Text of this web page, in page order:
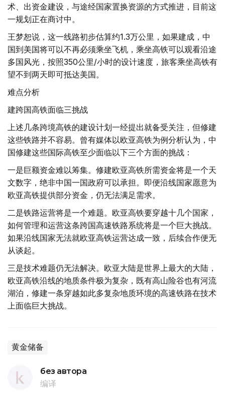
术、出资金建设，与途经国家置换资源的方式推进，目前这
一规划正在商讨中。
王梦恕说，这一线路初步估算约1.3万公里，如果建成，中
国到美国将可以不再必须乘坐飞机，乘坐高铁可以观看沿途
多国风光，按照350公里/小时的设计速度，旅客乘坐高铁有
望不到两天即可抵达美国。
难点分析
建跨国高铁面临三挑战
上述几条跨境高铁的建设计划一经提出就备受关注，但修建
这些铁路并不容易。曾有媒体以欧亚高铁为例分析认为，中
国修建这些国际高铁至少面临以下三个方面的挑战：
一是巨额资金难以筹集。修建欧亚高铁所需资金将是一个天
文数字，绝非中国一国政府可以承担。即便沿线国家愿意为
欧亚高铁提供部分资金，仍无法满足需求。
二是铁路运营将是一个难题。欧亚高铁要穿越十几个国家，
如何管理和运营这条跨国高速铁路系统将是一个巨大挑战。
如果沿线国家无法就欧亚高铁运营达成一致，后续合作便无
从谈起。
三是技术难题仍无法解决。欧亚大陆是世界上最大的大陆，
欧亚高铁沿线的地质条件极为复杂，既有高山险谷也有河流
湖泊，修建一条穿越如此多复杂地质环境的高速铁路在技术
上面临巨大挑战。
黄金储备
без автора
编译